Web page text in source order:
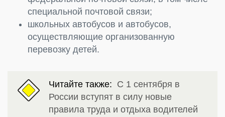
специальной почтовой связи;
школьных автобусов и автобусов,
осуществляющие организованную
перевозку детей.
Читайте также: С 1 сентября в
России вступят в силу новые
правила труда и отдыха водителей